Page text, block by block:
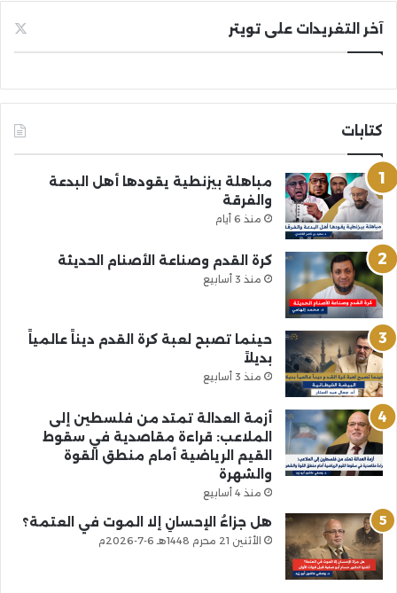
آخر التغريدات على تويتر
كتابات
مباهلة بيزنطية يقودها أهل البدعة
والفرقة
منذ 6 أيام
كرة القدم وصناعة الأصنام الحديثة
منذ 3 أسابيع
حينما تصبح لعبة كرة القدم ديناً عالمياً
بديلاً
منذ 3 أسابيع
أزمة العدالة تمتد من فلسطين إلى
الملاعب: قراءة مقاصدية في سقوط
القيم الرياضية أمام منطق القوة
والشهرة
منذ 4 أسابيع
هل جزاءُ الإحسانِ إلا الموت في العتمة؟
الأثنين 21 محرم 1448هـ 6-7-2026م